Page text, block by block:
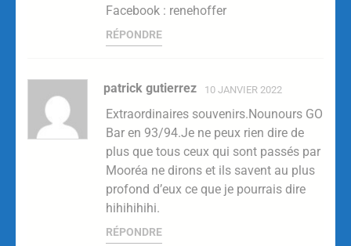
Facebook : renehoffer
RÉPONDRE
patrick gutierrez 10 JANVIER 2022
Extraordinaires souvenirs.Nounours GO
Bar en 93/94.Je ne peux rien dire de
plus que tous ceux qui sont passés par
Mooréa ne dirons et ils savent au plus
profond d’eux ce que je pourrais dire
hihihihihi.
RÉPONDRE